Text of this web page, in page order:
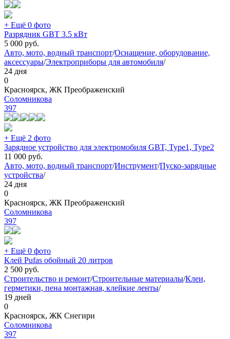
+ Ещё 0 фото
Разрядник GBT 3.5 кВт
5 000 руб.
Авто, мото, водный транспорт/Оснащение, оборудование,
аксессуары/Электроприборы для автомобиля/
24 дня
0
Красноярск, ЖК Преображенский
Соломникова
397
+ Ещё 2 фото
Зарядное устройство для электромобиля GBT, Type1, Type2
11 000 руб.
Авто, мото, водный транспорт/Инструмент/Пуско-зарядные
устройства/
24 дня
0
Красноярск, ЖК Преображенский
Соломникова
397
+ Ещё 0 фото
Клей Pufas обойный 20 литров
2 500 руб.
Строительство и ремонт/Строительные материалы/Клеи,
герметики, пена монтажная, клейкие ленты/
19 дней
0
Красноярск, ЖК Снегири
Соломникова
397